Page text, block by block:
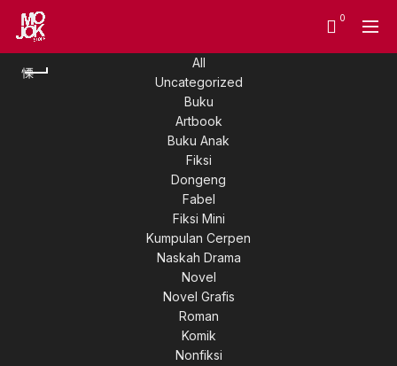
0
All
Uncategorized
Buku
Artbook
Buku Anak
Fiksi
Dongeng
Fabel
Fiksi Mini
Kumpulan Cerpen
Naskah Drama
Novel
Novel Grafis
Roman
Komik
Nonfiksi